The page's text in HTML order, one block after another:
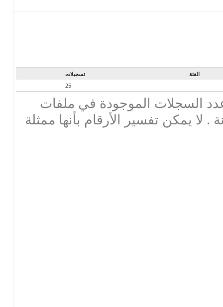
الفئة
تسجيلات
25
السجلات الموجودة في ملفات
. لا يمكن تفسير الأرقام بأنها ممثلة